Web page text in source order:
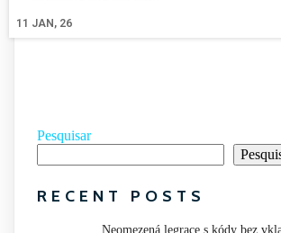
11 JAN, 26
Pesquisar
RECENT POSTS
Neomezená legrace s kódy bez